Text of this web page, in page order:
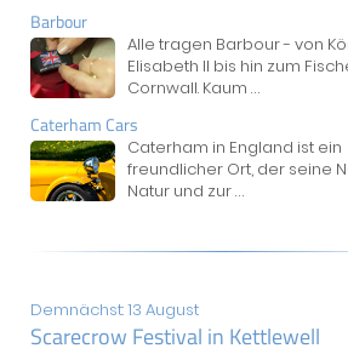
Barbour
Alle tragen Barbour - von
Elisabeth II bis hin zum
Cornwall. Kaum ...
Caterham Cars
Caterham in England ist ein
freundlicher Ort, der seine
Natur und zur...
Demnächst: 13 August
Scarecrow Festival in Kettlewell